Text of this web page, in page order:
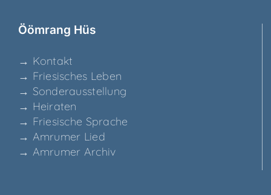
Ööm­rang Hüs
→ Kon­takt
→ Frie­si­sches Leben
→ Son­der­aus­stel­lung
→ Hei­ra­ten
→ Frie­si­sche Sprache
→ Amru­mer Lied
→ Amru­mer Archiv